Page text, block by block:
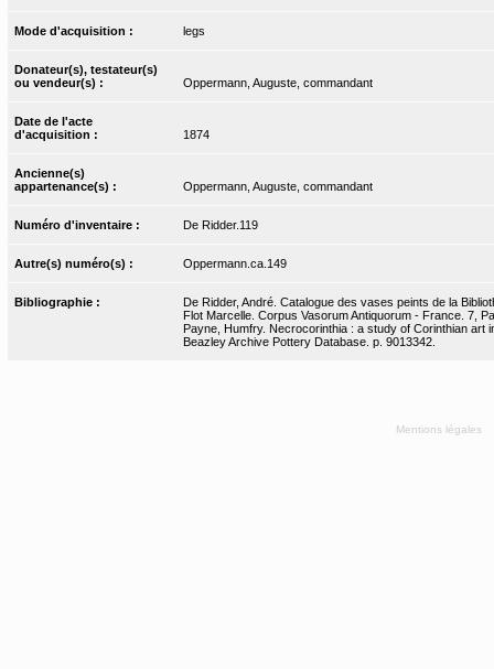
Mode d'acquisition : legs
Donateur(s), testateur(s)
ou vendeur(s) :
Oppermann, Auguste, commandant
Date de l'acte
d'acquisition :
1874
Ancienne(s)
appartenance(s) :
Oppermann, Auguste, commandant
Numéro d'inventaire : De Ridder.119
Autre(s) numéro(s) : Oppermann.ca.149
Bibliographie :
De Ridder, André. Catalogue des vases peints de la
Flot Marcelle. Corpus Vasorum Antiquorum - France. 7,
Payne, Humfry. Necrocorinthia : a study of Corinthian art
Beazley Archive Pottery Database. p. 9013342.
Mentions légales